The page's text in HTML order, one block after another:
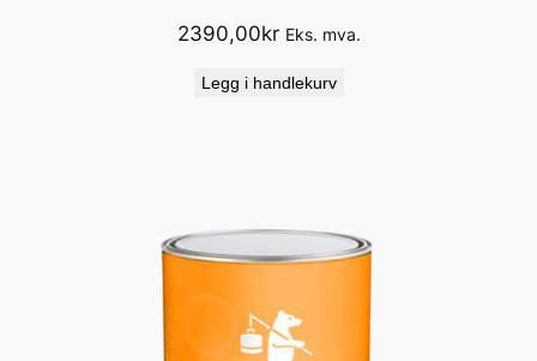
2390,00kr Eks. mva.
Legg i handlekurv